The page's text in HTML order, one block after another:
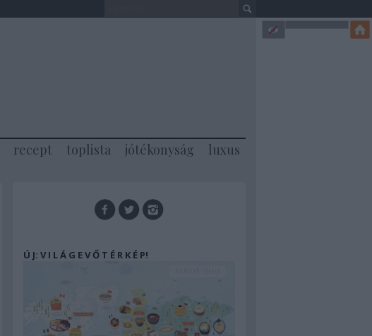
recept toplista jótékonyság luxus
Ú J: V I L Á G E V Ő T É R K É P!